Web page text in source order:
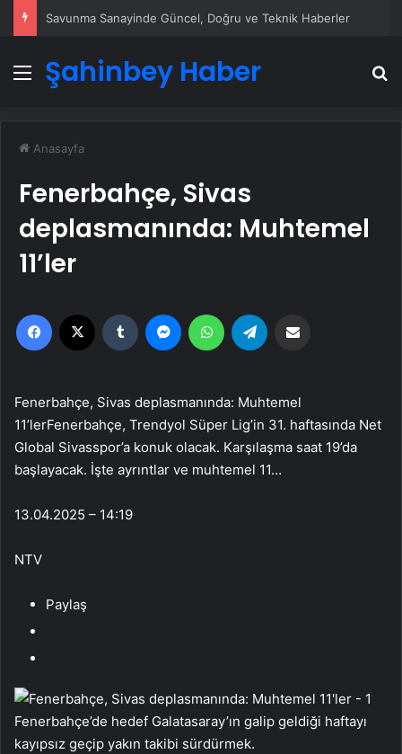
Savunma Sanayinde Güncel, Doğru ve Teknik Haberler
Menü
Şahinbey Haber
Anasayfa
Fenerbahçe, Sivas
deplasmanında: Muhtemel
11’ler
Facebook Tumblr MessengerWhatsApp
Fenerbahçe, Sivas deplasmanında: Muhtemel
11’lerFenerbahçe, Trendyol Süper Lig’in 31. haftasında Net
Global Sivasspor’a konuk olacak. Karşılaşma saat 19’da
başlayacak. İşte ayrıntlar ve muhtemel 11…
13.04.2025 – 14:19
NTV
Paylaş
Fenerbahçe’de hedef Galatasaray’ın galip geldiği haftayı
kayıpsız geçip yakın takibi sürdürmek.